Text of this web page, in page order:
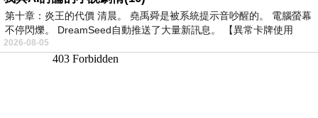
第十章：炎王的代價 清晨。 堯禹舜是被系統提示音吵醒的。 電腦螢幕
不停閃爍。 DreamSeed自動推送了大量新訊息。 【異常卡牌使用
2026-08-05